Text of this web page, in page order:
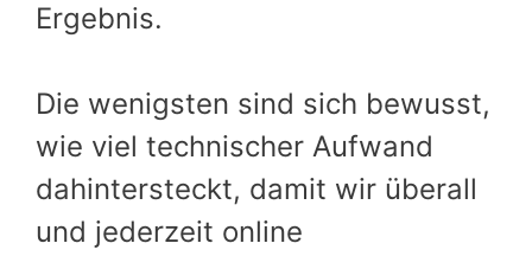
Ergebnis.
Die wenigsten sind sich bewusst,
wie viel technischer Aufwand
dahintersteckt, damit wir überall
und jederzeit online